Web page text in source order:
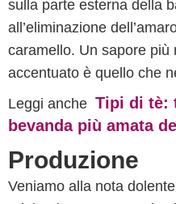
sulla parte esterna della
all’eliminazione
caramello. Un sapore più
accentuato è quello che
Leggi anche Tipi di tè:
bevanda più amata
Produzione
Veniamo alla nota